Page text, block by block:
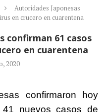
Autoridades Japonesas
en crucero en cuarentena
confirman 61 casos
en cuarentena
2020
confirmaron hoy
nuevos casos de